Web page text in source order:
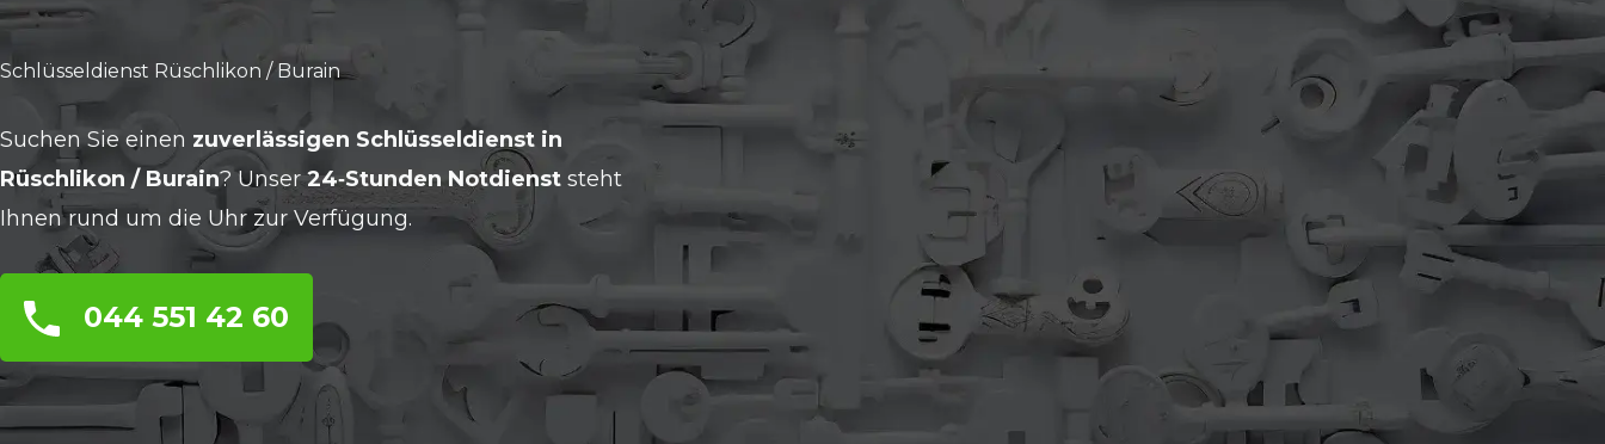
Schlüsseldienst Rüschlikon / Burain
Suchen Sie einen zuverlässigen Schlüsseldienst in
Rüschlikon / Burain? Unser24‑Stunden Notdienst steht
Ihnen rund um die Uhr zur Verfügung.
044 551 42 60